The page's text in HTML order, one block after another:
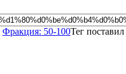
Фракция: 50-100Тег поставил